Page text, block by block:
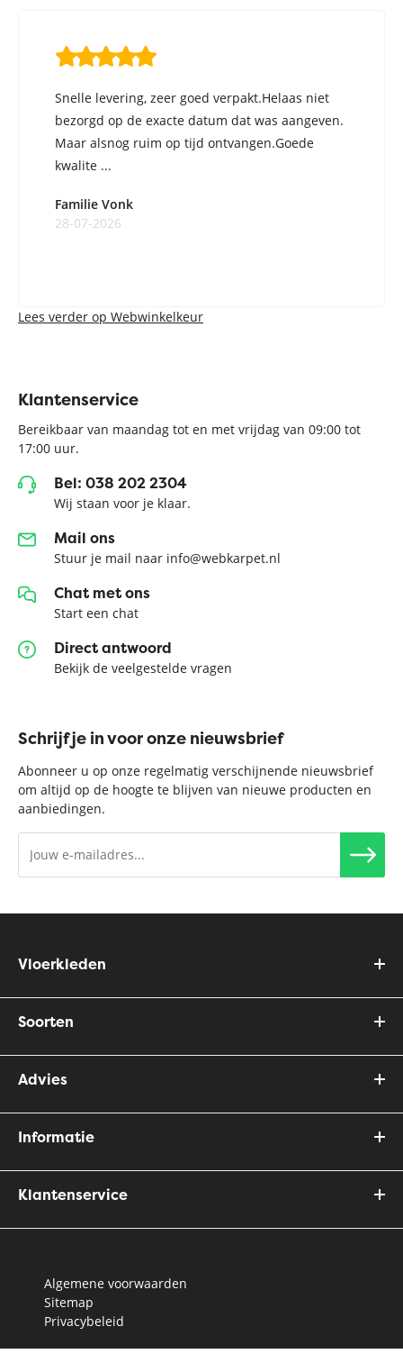
Snelle levering, zeer goed verpakt.Helaas niet
bezorgd op de exacte datum dat was aangeven.
Maar alsnog ruim op tijd ontvangen.Goede
kwalite ...
Familie Vonk
28-07-2026
Lees verder op Webwinkelkeur
Klantenservice
Bereikbaar van maandag tot en met vrijdag van 09:00 tot
17:00 uur.
Bel: 038 202 2304
Wij staan voor je klaar.
Mail ons
Stuur je mail naar info@webkarpet.nl
Chat met ons
Start een chat
Direct antwoord
Bekijk de veelgestelde vragen
Schrijf je in voor onze nieuwsbrief
Abonneer u op onze regelmatig verschijnende nieuwsbrief
om altijd op de hoogte te blijven van nieuwe producten en
aanbiedingen.
Vloerkleden
Soorten
Advies
Informatie
Klantenservice
Algemene voorwaarden
Sitemap
Privacybeleid